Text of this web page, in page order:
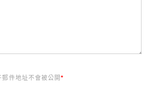
郵件地址不會被公開*